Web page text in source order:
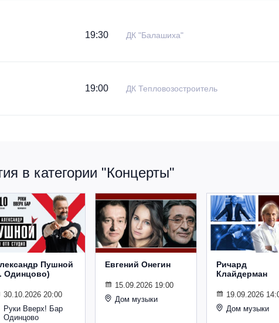
19:30 ДК "Балашиха"
19:00 ДК Тепловозостроитель
в категории "Концерты"
Пушной
Одинцово)
30.10.2026 20:00
Руки Вверх! Бар
Одинцово
Евгений Онегин
15.09.2026 19:00
Дом музыки
Ричард
Клайдерман
19.09.2026
Дом музыки